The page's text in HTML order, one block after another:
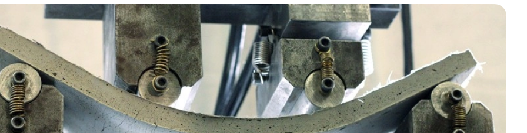
Холдинга